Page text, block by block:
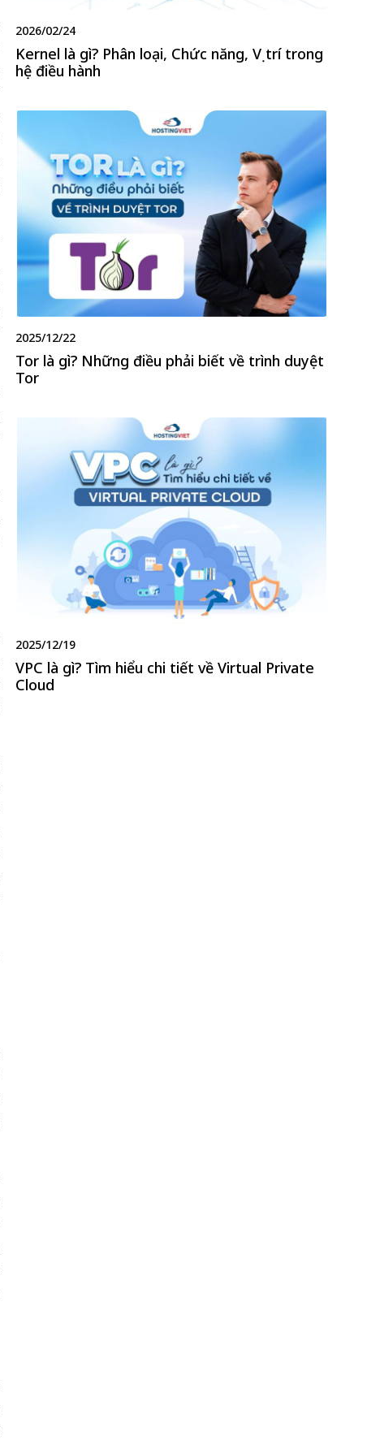
2026/02/24
Kernel là gì? Phân loại, Chức năng, Vị trí trong
hệ điều hành
2025/12/22
Tor là gì? Những điều phải biết về trình duyệt
Tor
2025/12/19
VPC là gì? Tìm hiểu chi tiết về Virtual Private
Cloud